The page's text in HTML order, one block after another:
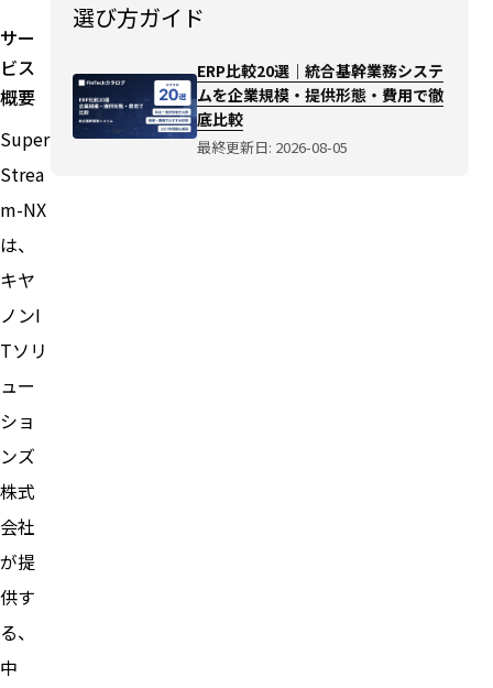
サー
ビス
概要
Super
Strea
m-NX
は、
キヤ
ノンI
Tソリ
ュー
ショ
ンズ
株式
会社
が提
供す
る、
中
選び方ガイド
ERP比較20選｜統合基幹業務システ
ムを企業規模・提供形態・費用で徹
底比較
最終更新日: 2026-08-05